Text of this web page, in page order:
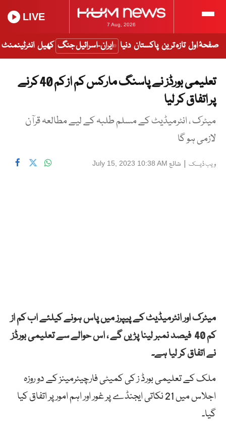
7 Aug, 2026
LIVE
صفحۂ اول تازہ ترین پاکستان دنیا ایران-اسرائیل جنگ کھیل انٹرٹینمنٹ
تعلیمی بورڈز نے پاسنگ مارکس کم از کم 40 کرنے
پر اتفاق کر لیا
میٹرک ، انٹرمیڈیٹ کے مسلم طلبہ کے لیے مطالعہ قرآن
لازمی ہو گا
ویب ڈیسک | شائع July 15, 2023 10:38 AM
میٹرک اور انٹرمیڈیٹ کے پیپرز میں پاس ہونے کیلئے اب کم از
کم 40 فیصد نمبر لینا پڑیں گے ، اس حوالے سے تعلیمی بورڈز
نے اتفاق کر لیا ہے۔
ملک کے تعلیمی بورڈ ز کی کمیٹی فارچیئرمینز کے دو روزہ
اجلاس میں 21 نکاتی ایجنڈے پر غور اور اہم امور پر اتفاق کیا
گیا۔